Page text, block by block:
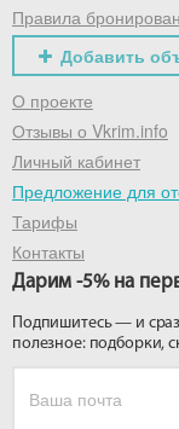
Правила
Добавить
О проекте
Отзывы о Vkrim.info
Личный кабинет
Предложение для
Тарифы
Контакты
Дарим -5% на
Подпишитесь — и
полезное: подборки,